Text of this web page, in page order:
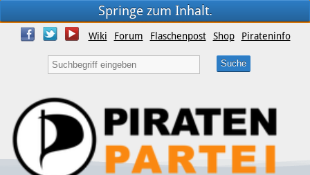
Springe zum Inhalt.
Wiki Forum Flaschenpost Shop Pirateninfo